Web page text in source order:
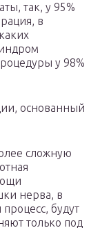
так, у 95%
в
у 98%
основанный
сложную
нерва, в
будут
только под